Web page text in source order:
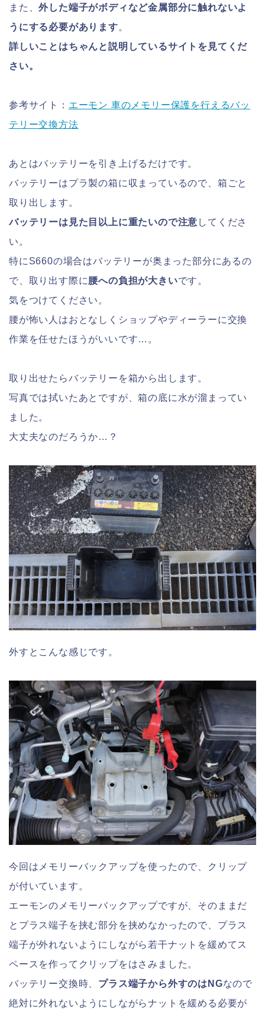
また、外した端子がボディなど金属部分に触れないよ
うにする必要があります。
詳しいことはちゃんと説明しているサイトを見てくだ
さい。
参考サイト： エーモン 車のメモリー保護を行えるバッ
テリー交換方法
あとはバッテリーを引き上げるだけです。
バッテリーはプラ製の箱に収まっているので、箱ごと
取り出します。
バッテリーは見た目以上に重たいので注意 してくださ
い。
特にS660の場合はバッテリーが奥まった部分にあるの
で、取り出す際に腰への負担が大きいです。
気をつけてください。
腰が怖い人はおとなしくショップやディーラーに交換
作業を任せたほうがいいです…。
取り出せたらバッテリーを箱から出します。
写真では拭いたあとですが、箱の底に水が溜まってい
ました。
大丈夫なのだろうか…？
外すとこんな感じです。
今回はメモリーバックアップを使ったので、クリップ
が付いています。
エーモンのメモリーバックアップですが、そのままだ
とプラス端子を挟む部分を挟めなかったので、プラス
端子が外れないようにしながら若干ナットを緩めてス
ペースを作ってクリップをはさみました。
バッテリー交換時、 プラス端子から外すのはNGなので
絶対に外れないようにしながらナットを緩める必要が